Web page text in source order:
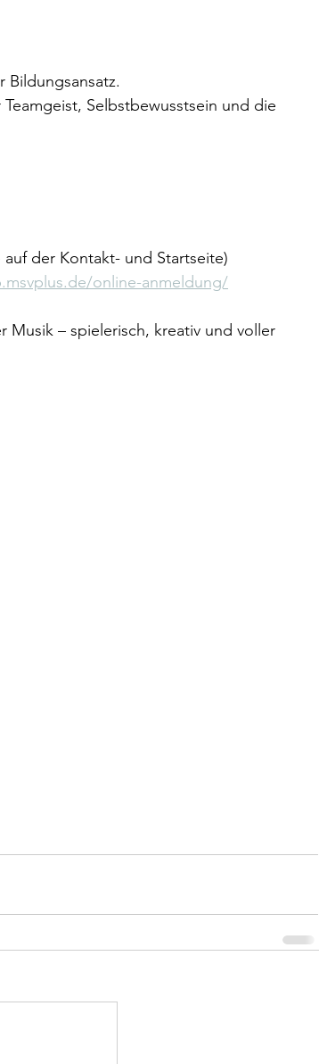
Bildungsansatz.
Selbstbewusstsein und die
der Kontakt- und Startseite)
online-anmeldung/
Musik – spielerisch, kreativ und voller